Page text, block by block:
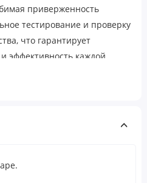
приверженность
тестирование и проверку
что гарантирует
эффективность каждой
от приема пищи или в